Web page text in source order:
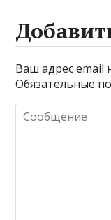
Ваш адрес email
Обязательные